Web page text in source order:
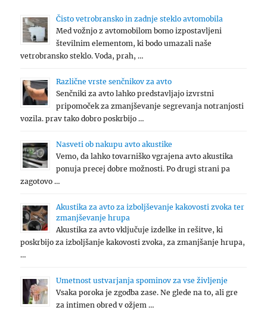
Čisto vetrobransko in zadnje steklo avtomobila
Med vožnjo z avtomobilom bomo izpostavljeni
številnim elementom, ki bodo umazali naše
vetrobransko steklo. Voda, prah, …
Različne vrste senčnikov za avto
Senčniki za avto lahko predstavljajo izvrstni
pripomoček za zmanjševanje segrevanja notranjosti
vozila. prav tako dobro poskrbijo …
Nasveti ob nakupu avto akustike
Vemo, da lahko tovarniško vgrajena avto akustika
ponuja precej dobre možnosti. Po drugi strani pa
zagotovo …
Akustika za avto za izboljševanje kakovosti zvoka ter
zmanjševanje hrupa
Akustika za avto vključuje izdelke in rešitve, ki
poskrbijo za izboljšanje kakovosti zvoka, za zmanjšanje hrupa,
…
Umetnost ustvarjanja spominov za vse življenje
Vsaka poroka je zgodba zase. Ne glede na to, ali gre
za intimen obred v ožjem …